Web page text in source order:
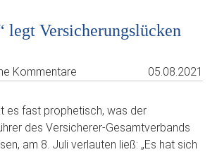
legt Versicherungslücken
Kommentare 05.08.2021
es fast prophetisch, was der
des Versicherer-Gesamtverbands
am 8. Juli verlauten ließ: „Es hat sich